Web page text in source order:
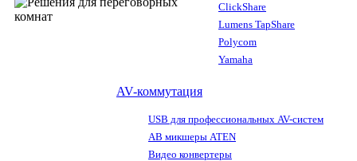
ClickShare
Lumens TapShare
Polycom
Yamaha
AV-коммутация
USB для профессиональных AV-систем
АВ микшеры ATEN
Видео конвертеры